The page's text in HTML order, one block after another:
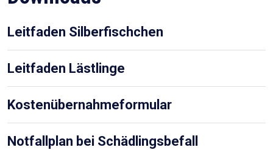
Leitfaden Silberfischchen
Leitfaden Lästlinge
Kostenübernahmeformular
Notfallplan bei Schädlingsbefall